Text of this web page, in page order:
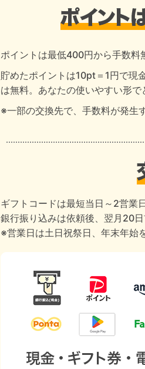
ポイントは最低400円から手数料
貯めたポイントは10pt＝1円で現
は無料。あなたの使いやすい形
※一部の交換先で、手数料が発生
ギフトコードは最短当日～2営業
銀行振り込みは依頼後、翌月20
※営業日は土日祝祭日、年末年始